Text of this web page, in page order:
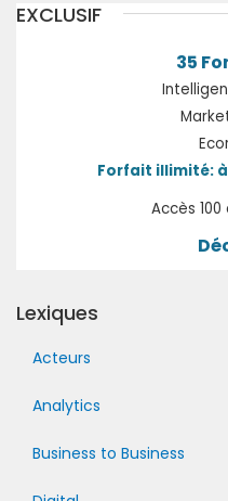
EXCLUSIF
35
Forfait illimité:
Accès
Lexiques
Acteurs
Analytics
Business to Business